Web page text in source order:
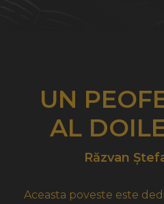
UN
AL
Răzvan
Aceasta poveste este